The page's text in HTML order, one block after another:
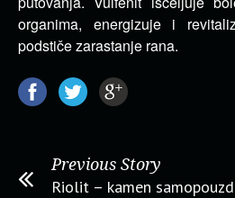
organima, energizuje i
podstiče zarastanje rana.
Previous Story
Riolit – kamen